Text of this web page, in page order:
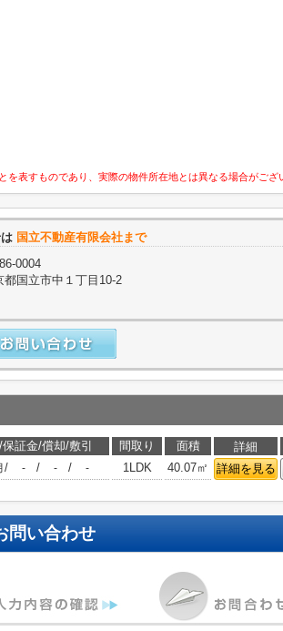
表すものであり、実際の物件所在地とは異なる場合がござ
国立不動産有限会社まで
0004
都国立市中１丁目10-2
証金/償却/敷引 間取り 面積 詳細
/ - / - / - 1LDK 40.07㎡ 詳細を見る
問い合わせ